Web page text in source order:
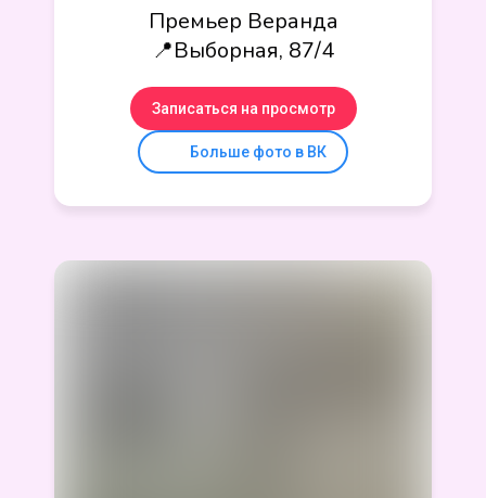
Премьер Веранда
📍Выборная, 87/4
Записаться на просмотр
Больше фото в ВК